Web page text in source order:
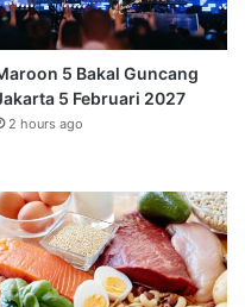
5 Bakal Guncang
5 Februari 2027
2 hours ago